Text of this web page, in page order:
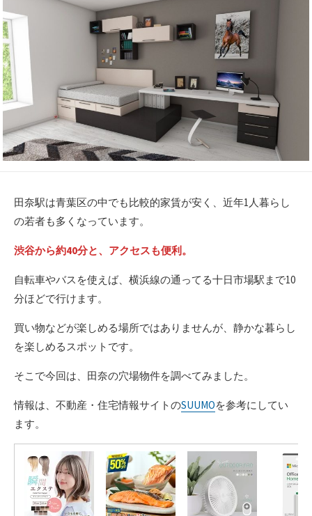
田奈駅は青葉区の中でも比較的家賃が安く、近年1人暮らし
の若者も多くなっています。
渋谷から約40分と、アクセスも便利。
自転車やバスを使えば、横浜線の通ってる十日市場駅まで10
分ほどで行けます。
買い物などが楽しめる場所ではありませんが、静かな暮らし
を楽しめるスポットです。
そこで今回は、田奈の穴場物件を調べてみました。
情報は、不動産・住宅情報サイトのSUUMOを参考にしてい
ます。